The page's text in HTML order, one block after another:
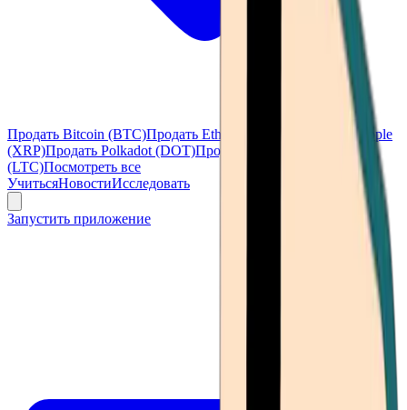
Продать Bitcoin (BTC)Продать Ethereum (ETH)
Продать Ripple
(XRP)Продать Polkadot (DOT)Продать Litecoin
(LTC)Посмотреть все
УчитьсяНовостиИсследовать
Запустить приложение